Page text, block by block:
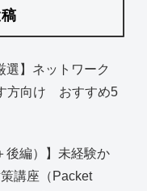
選】ネットワーク
方向け おすすめ5
後編）】未経験か
講座（Packet